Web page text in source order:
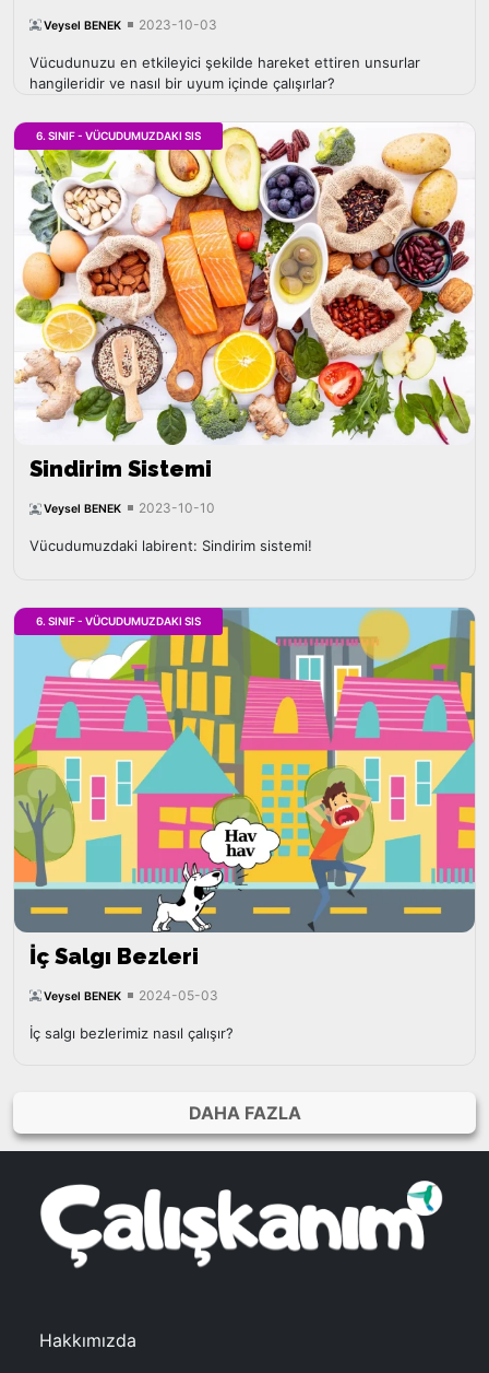
Veysel BENEK 2023-10-03
Vücudunuzu en etkileyici şekilde hareket ettiren unsurlar
hangileridir ve nasıl bir uyum içinde çalışırlar?
Sindirim Sistemi
Veysel BENEK 2023-10-10
Vücudumuzdaki labirent: Sindirim sistemi!
6. SINIF - VÜCUDUMUZDAKI SIS
İç Salgı Bezleri
Veysel BENEK 2024-05-03
İç salgı bezlerimiz nasıl çalışır?
6. SINIF - VÜCUDUMUZDAKI SIS
DAHA FAZLA
Hakkımızda